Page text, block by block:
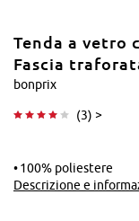
Tenda a vetro
Fascia
bonprix
(3) >
100% poliestere
Descrizione e